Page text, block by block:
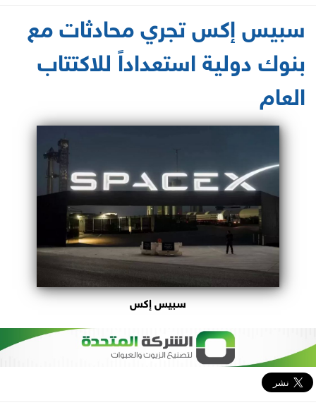
سبيس إكس تجري محادثات مع
بنوك دولية استعداداً للاكتتاب
العام
سبيس إكس